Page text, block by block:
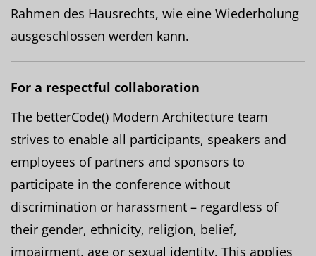
Rahmen des Hausrechts, wie eine Wiederholung
ausgeschlossen werden kann.
For a respectful collaboration
The betterCode() Modern Architecture team
strives to enable all participants, speakers and
employees of partners and sponsors to
participate in the conference without
discrimination or harassment – regardless of
their gender, ethnicity, religion, belief,
impairment, age or sexual identity. This applies